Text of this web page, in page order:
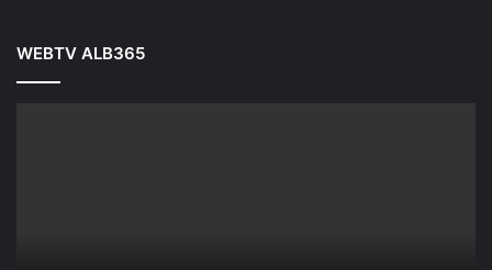
WEBTV ALB365